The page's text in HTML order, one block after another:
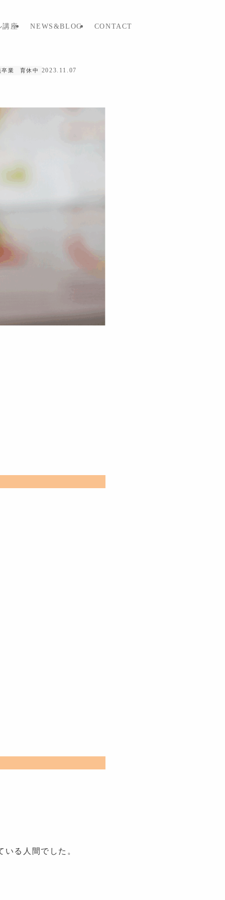
講座 NEWS&BLOG CONTACT
卒業 育休中 2023.11.07
る人間でした。